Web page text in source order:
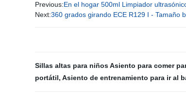
Previous:En el hogar 500ml Limpiador
Next:360 grados girando ECE R129 I - Tamaño
Sillas altas para niños Asiento para comer
portátil, Asiento de entrenamiento para ir al